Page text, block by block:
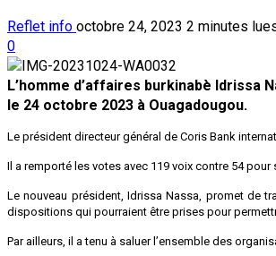
Reflet info octobre 24, 2023 2 minutes
0
L’homme d’affaires burkinabè Idrissa
le 24 octobre 2023 à Ouagadougou.
Le président directeur général de Coris Bank
Il a remporté les votes avec 119 voix contre 54
Le nouveau président, Idrissa Nassa, promet de
dispositions qui pourraient être prises pour
Par ailleurs, il a tenu à saluer l’ensemble des